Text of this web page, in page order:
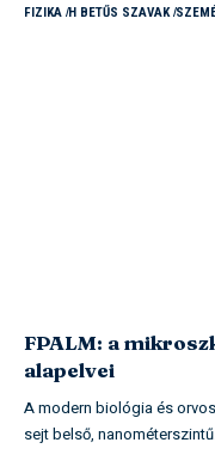
FIZIKA H BETŰS SZAVAK
FPALM: a
alapelvei
A modern biológia és
sejt belső,